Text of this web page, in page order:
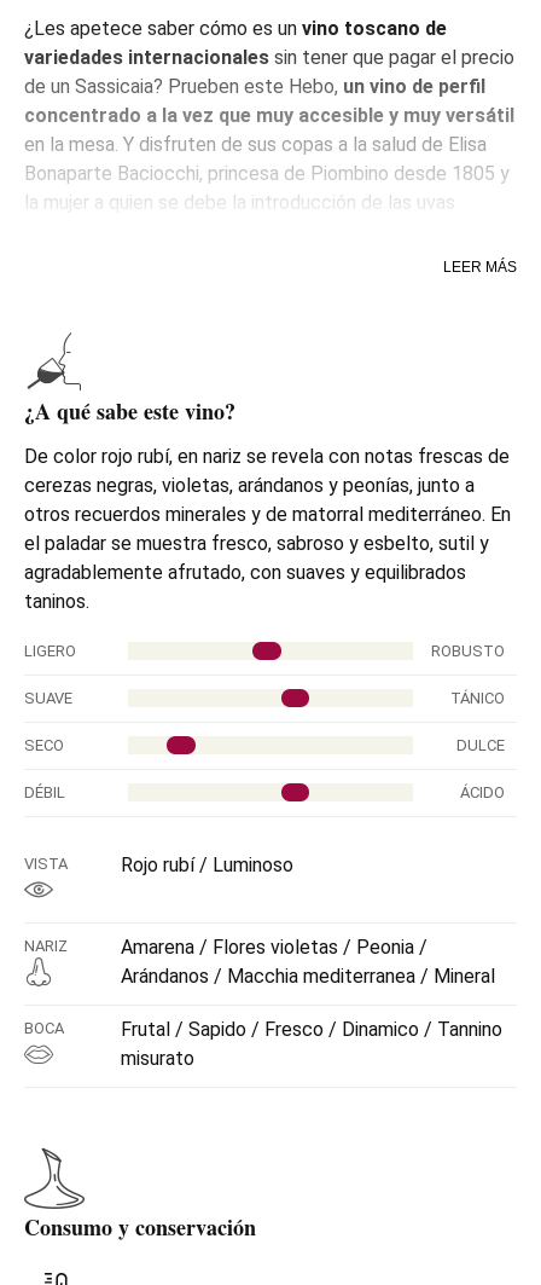
¿Les apetece saber cómo es un vino toscano de
variedades internacionales sin tener que pagar el precio
de un Sassicaia? Prueben este Hebo, un vino de perfil
concentrado a la vez que muy accesible y muy versátil
en la mesa. Y disfruten de sus copas a la salud de Elisa
Bonaparte Baciocchi, princesa de Piombino desde 1805 y
la mujer a quien se debe la introducción de las uvas
cabernet sauvignon y la merlot no son fruto de una moda
El nombre de Hebo es tomado de un antiguo
asentamiento etrusco y evoca el vínculo entre la bodega
Petra y este mágico terroir de la Toscana.
LEER MÁS
¿A qué sabe este vino?
De color rojo rubí, en nariz se revela con notas frescas de
cerezas negras, violetas, arándanos y peonías, junto a
otros recuerdos minerales y de matorral mediterráneo. En
el paladar se muestra fresco, sabroso y esbelto, sutil y
agradablemente afrutado, con suaves y equilibrados
taninos.
LIGERO ROBUSTO
SUAVE TÁNICO
SECO DULCE
DÉBIL ÁCIDO
VISTA Rojo rubí / Luminoso
NARIZ
Amarena / Flores violetas / Peonia /
Arándanos / Macchia mediterranea / Mineral
BOCA
Frutal / Sapido / Fresco / Dinamico / Tannino
misurato
Consumo y conservación